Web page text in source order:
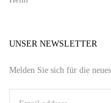
UNSER NEWSLETTER
Melden Sie sich für die